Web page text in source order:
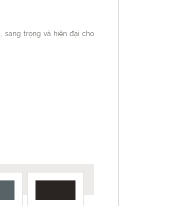
sang trọng và hiện đại cho